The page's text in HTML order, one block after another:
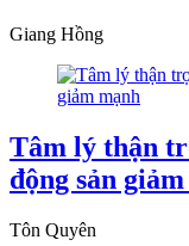
Giang Hồng
Tâm lý thận
động sản
Tôn Quyên